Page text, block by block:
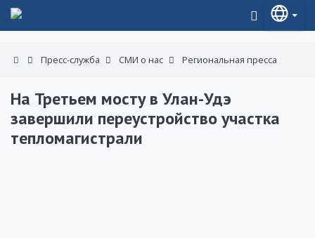
Пресс-служба СМИ о нас Региональная пресса
На Третьем мосту в Улан-Удэ
завершили переустройство участка
тепломагистрали